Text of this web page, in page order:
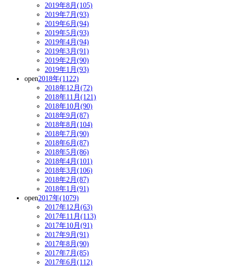
2019年8月(105)
2019年7月(93)
2019年6月(94)
2019年5月(93)
2019年4月(94)
2019年3月(91)
2019年2月(90)
2019年1月(93)
open2018年(1122)
2018年12月(72)
2018年11月(121)
2018年10月(90)
2018年9月(87)
2018年8月(104)
2018年7月(90)
2018年6月(87)
2018年5月(86)
2018年4月(101)
2018年3月(106)
2018年2月(87)
2018年1月(91)
open2017年(1079)
2017年12月(63)
2017年11月(113)
2017年10月(91)
2017年9月(91)
2017年8月(90)
2017年7月(85)
2017年6月(112)